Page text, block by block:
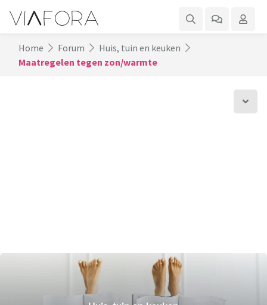
Home Forum
Huis, tuin en keuken
Maatregelen tegen zon/warmte